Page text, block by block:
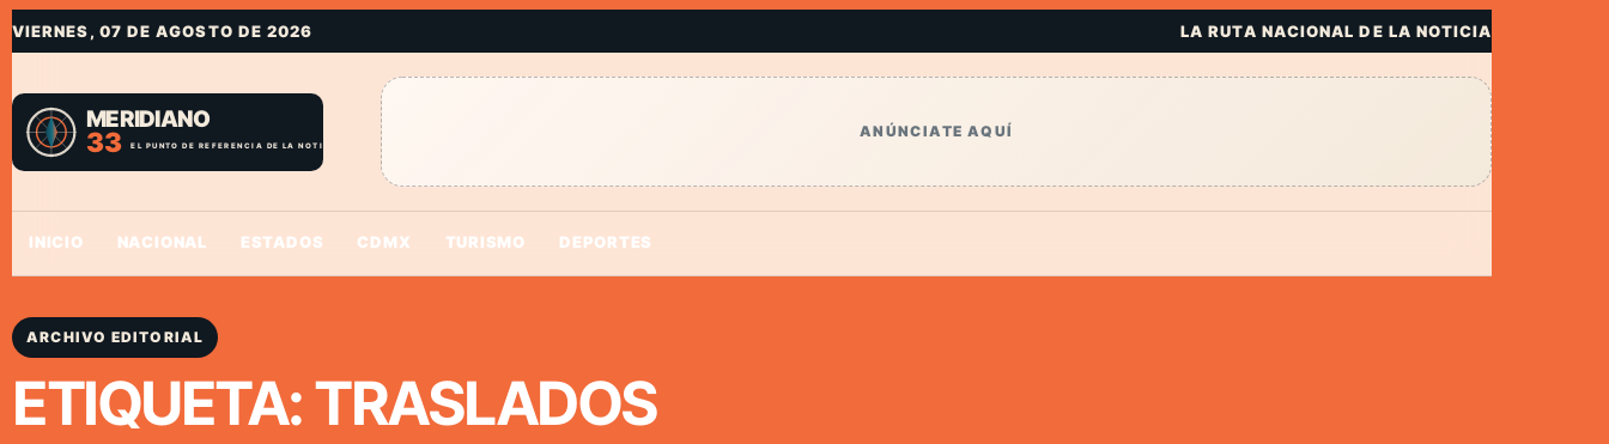
VIERNES, 07 DE AGOSTO DE 2026 LA RUTA NACIONAL DE LA NOTICIA
ANÚNCIATE AQUÍ
INICIO NACIONAL ESTADOS CDMX TURISMO DEPORTES
ARCHIVO EDITORIAL
ETIQUETA:TRASLADOS